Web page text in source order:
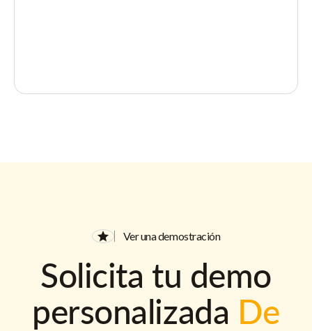
Ver una demostración
Solicita tu demo
personalizada De